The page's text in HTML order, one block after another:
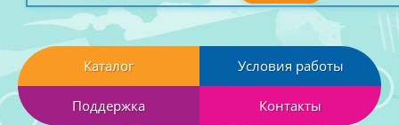
Каталог Условия работы
Поддержка Контакты